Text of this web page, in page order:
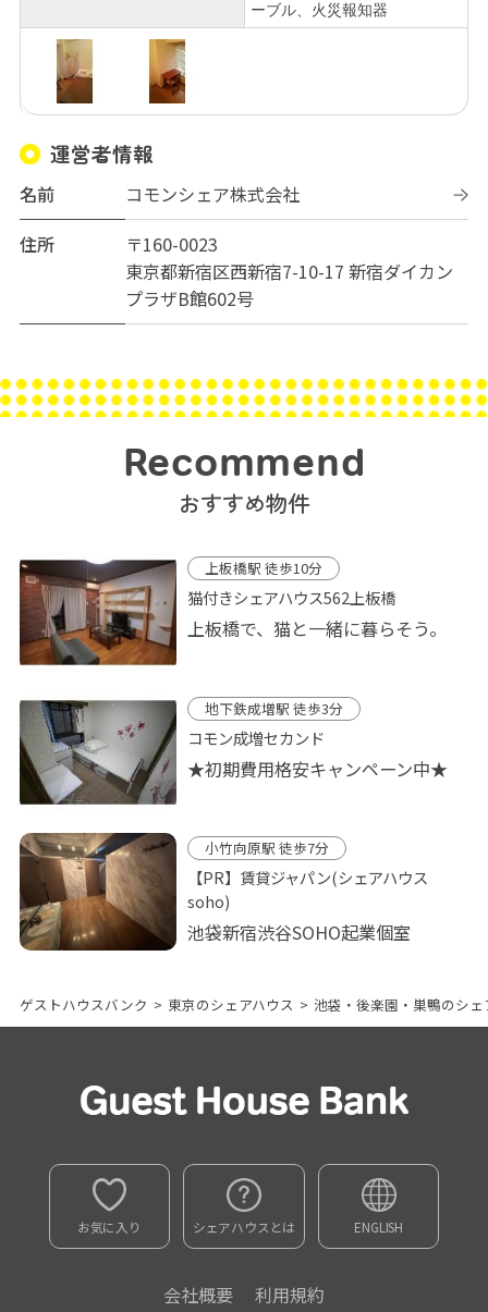
ーブル、火災報知器
運営者情報
名前
コモンシェア株式会社
住所
〒160-0023
東京都新宿区西新宿7-10-17 新宿ダイカン
プラザB館602号
Recommend
おすすめ物件
上板橋駅 徒歩10分
猫付きシェアハウス562上板橋
上板橋で、猫と一緒に暮らそう。
地下鉄成増駅 徒歩3分
コモン成増セカンド
★初期費用格安キャンペーン中★
小竹向原駅 徒歩7分
【PR】賃貸ジャパン(シェアハウス
soho)
池袋新宿渋谷SOHO起業個室
ゲストハウスバンク > 東京のシェアハウス > 池袋・後楽園・巣鴨のシェ
お気に入り シェアハウスとは ENGLISH
会社概要 利用規約